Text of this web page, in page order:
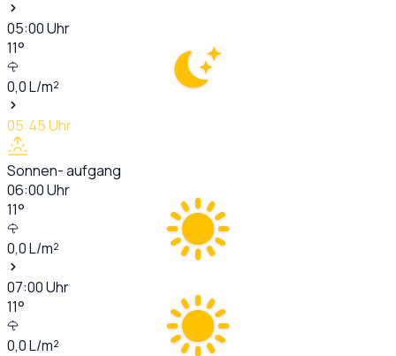
05:00Uhr
11°
0,0L/m²
05:45Uhr
Sonnen- aufgang
06:00Uhr
11°
0,0L/m²
07:00Uhr
11°
0,0L/m²